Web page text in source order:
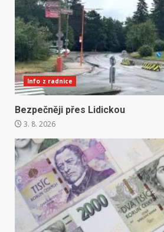
Info z radnice
Bezpečněji přes Lidickou
3. 8. 2026